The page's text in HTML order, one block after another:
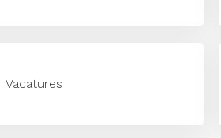
Vacatures